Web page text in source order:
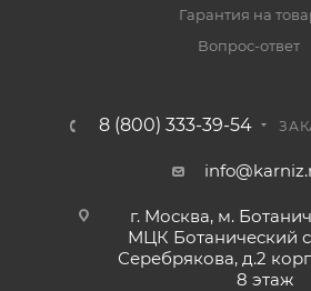
Гарантия на
Вопрос-ответ
8 (800) 333-39-54
г. Москва, м.
МЦК Ботанический
Серебрякова, д.2
8 этаж